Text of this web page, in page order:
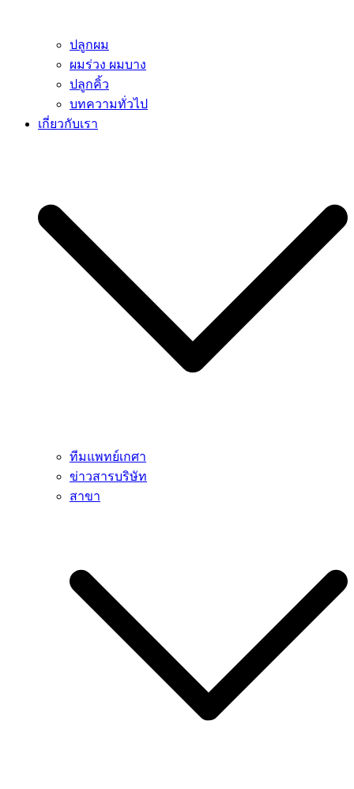
ปลูกผม
ผมร่วง ผมบาง
ปลูกคิ้ว
บทความทั่วไป
เกี่ยวกับเรา
ทีมแพทย์เกศา
ข่าวสารบริษัท
สาขา